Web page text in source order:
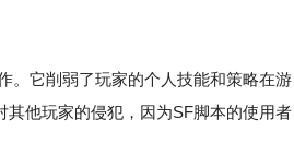
它削弱了玩家的个人技能和策略在游
他玩家的侵犯，因为SF脚本的使用者